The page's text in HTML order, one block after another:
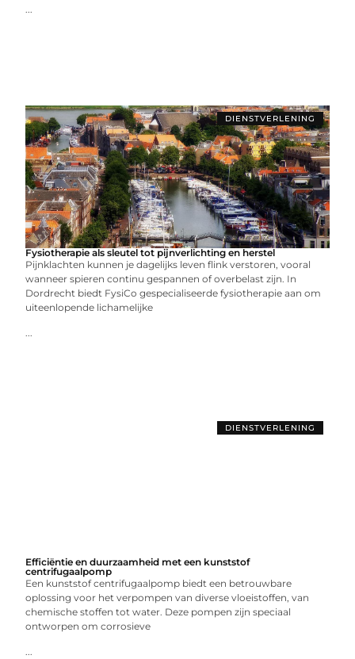
...
DIENSTVERLENING
Fysiotherapie als sleutel tot pijnverlichting en herstel
Pijnklachten kunnen je dagelijks leven flink verstoren, vooral
wanneer spieren continu gespannen of overbelast zijn. In
Dordrecht biedt FysiCo gespecialiseerde fysiotherapie aan om
uiteenlopende lichamelijke
...
DIENSTVERLENING
Efficiëntie en duurzaamheid met een kunststof
centrifugaalpomp
Een kunststof centrifugaalpomp biedt een betrouwbare
oplossing voor het verpompen van diverse vloeistoffen, van
chemische stoffen tot water. Deze pompen zijn speciaal
ontworpen om corrosieve
...